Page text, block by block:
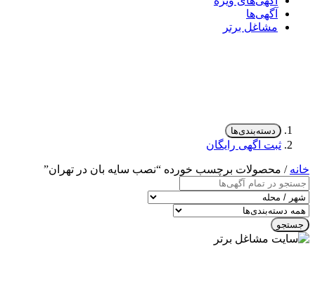
آگهی‌ها
مشاغل برتر
دسته‌بندی‌ها
ثبت اگهی رایگان
خانه / محصولات برچسب خورده “نصب سایه بان در تهران”
جستجو